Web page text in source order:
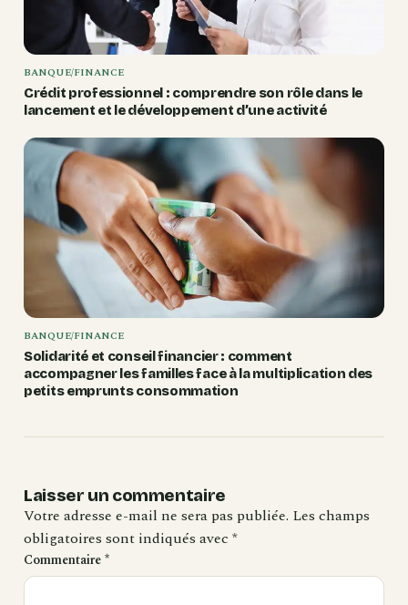
BANQUE/FINANCE
Crédit professionnel : comprendre son rôle dans le
lancement et le développement d’une activité
BANQUE/FINANCE
Solidarité et conseil financier : comment
accompagner les familles face à la multiplication des
petits emprunts consommation
Laisser un commentaire
Votre adresse e-mail ne sera pas publiée. Les champs
obligatoires sont indiqués avec *
Commentaire*